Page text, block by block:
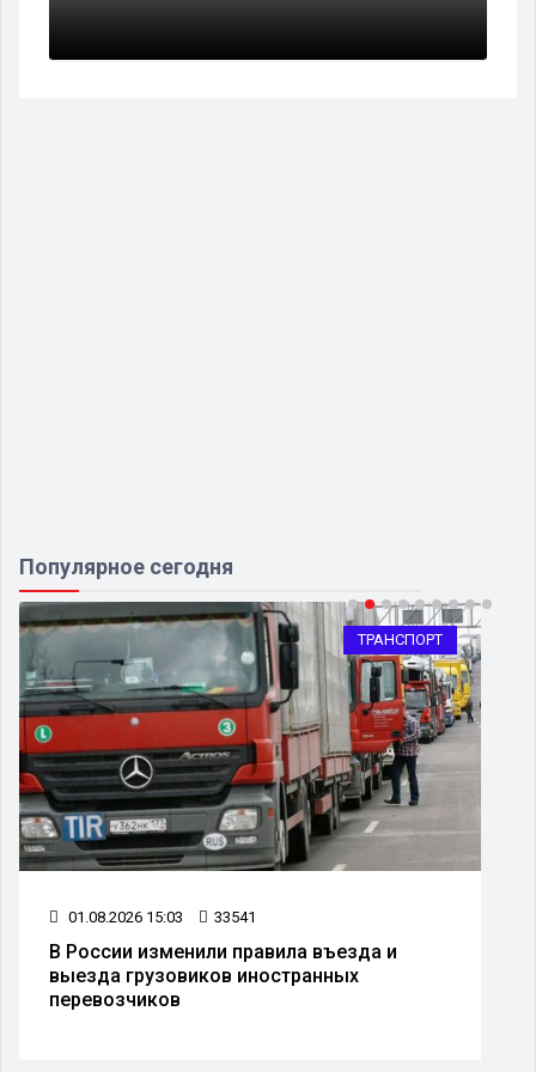
Популярное сегодня
ТРАНСПОРТ
01.08.2026 15:03 33541
В России изменили правила въезда и
выезда грузовиков иностранных
перевозчиков